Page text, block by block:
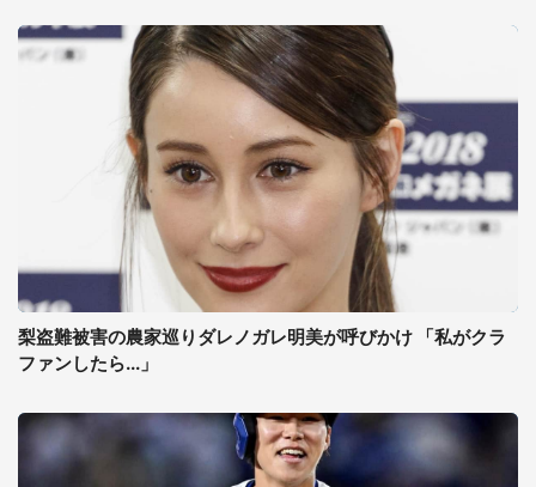
梨盗難被害の農家巡りダレノガレ明美が呼びかけ 「私がクラ
ファンしたら...」